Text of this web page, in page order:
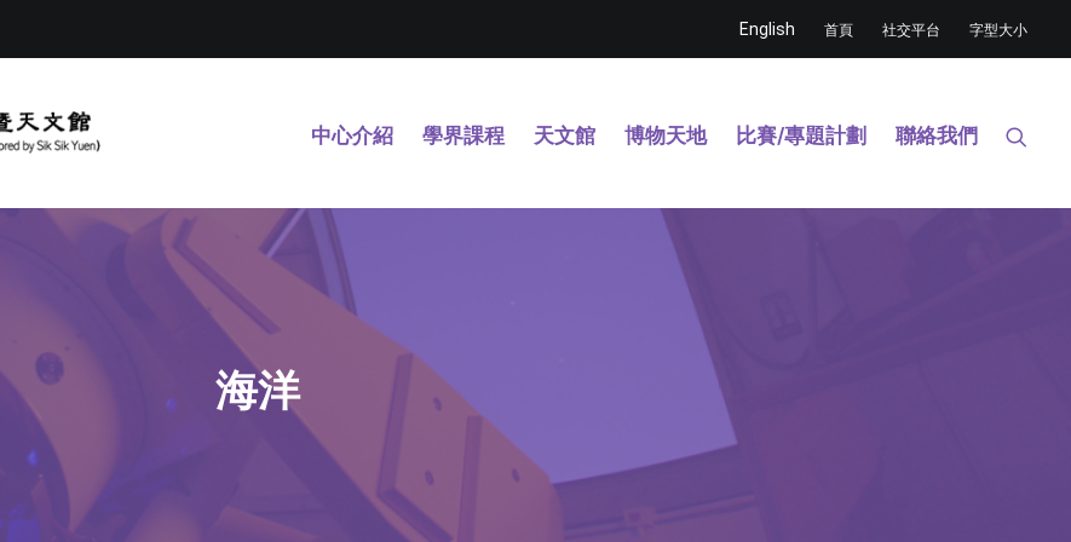
English 首頁 社交平台 字型大小
中心介紹 學界課程 天文館 博物天地 比賽/專題計劃 聯絡我們
海洋